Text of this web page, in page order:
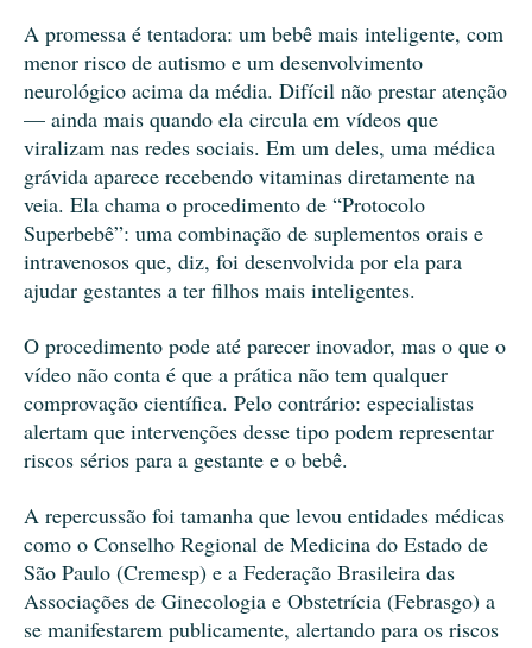
A promessa é tentadora: um bebê mais inteligente, com
menor risco de autismo e um desenvolvimento
neurológico acima da média. Difícil não prestar atenção
— ainda mais quando ela circula em vídeos que
viralizam nas redes sociais. Em um deles, uma médica
grávida aparece recebendo vitaminas diretamente na
veia. Ela chama o procedimento de “Protocolo
Superbebê”: uma combinação de suplementos orais e
intravenosos que, diz, foi desenvolvida por ela para
ajudar gestantes a ter filhos mais inteligentes.
O procedimento pode até parecer inovador, mas o que o
vídeo não conta é que a prática não tem qualquer
comprovação científica. Pelo contrário: especialistas
alertam que intervenções desse tipo podem representar
riscos sérios para a gestante e o bebê.
A repercussão foi tamanha que levou entidades médicas
como o Conselho Regional de Medicina do Estado de
São Paulo (Cremesp) e a Federação Brasileira das
Associações de Ginecologia e Obstetrícia (Febrasgo) a
se manifestarem publicamente, alertando para os riscos